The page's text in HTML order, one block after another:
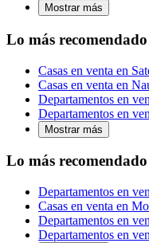
Mostrar más
Lo más
Casas en venta en
Casas en venta en
Departamentos en
Departamentos en
Mostrar más
Lo más
Departamentos en
Casas en venta en
Departamentos en
Departamentos en